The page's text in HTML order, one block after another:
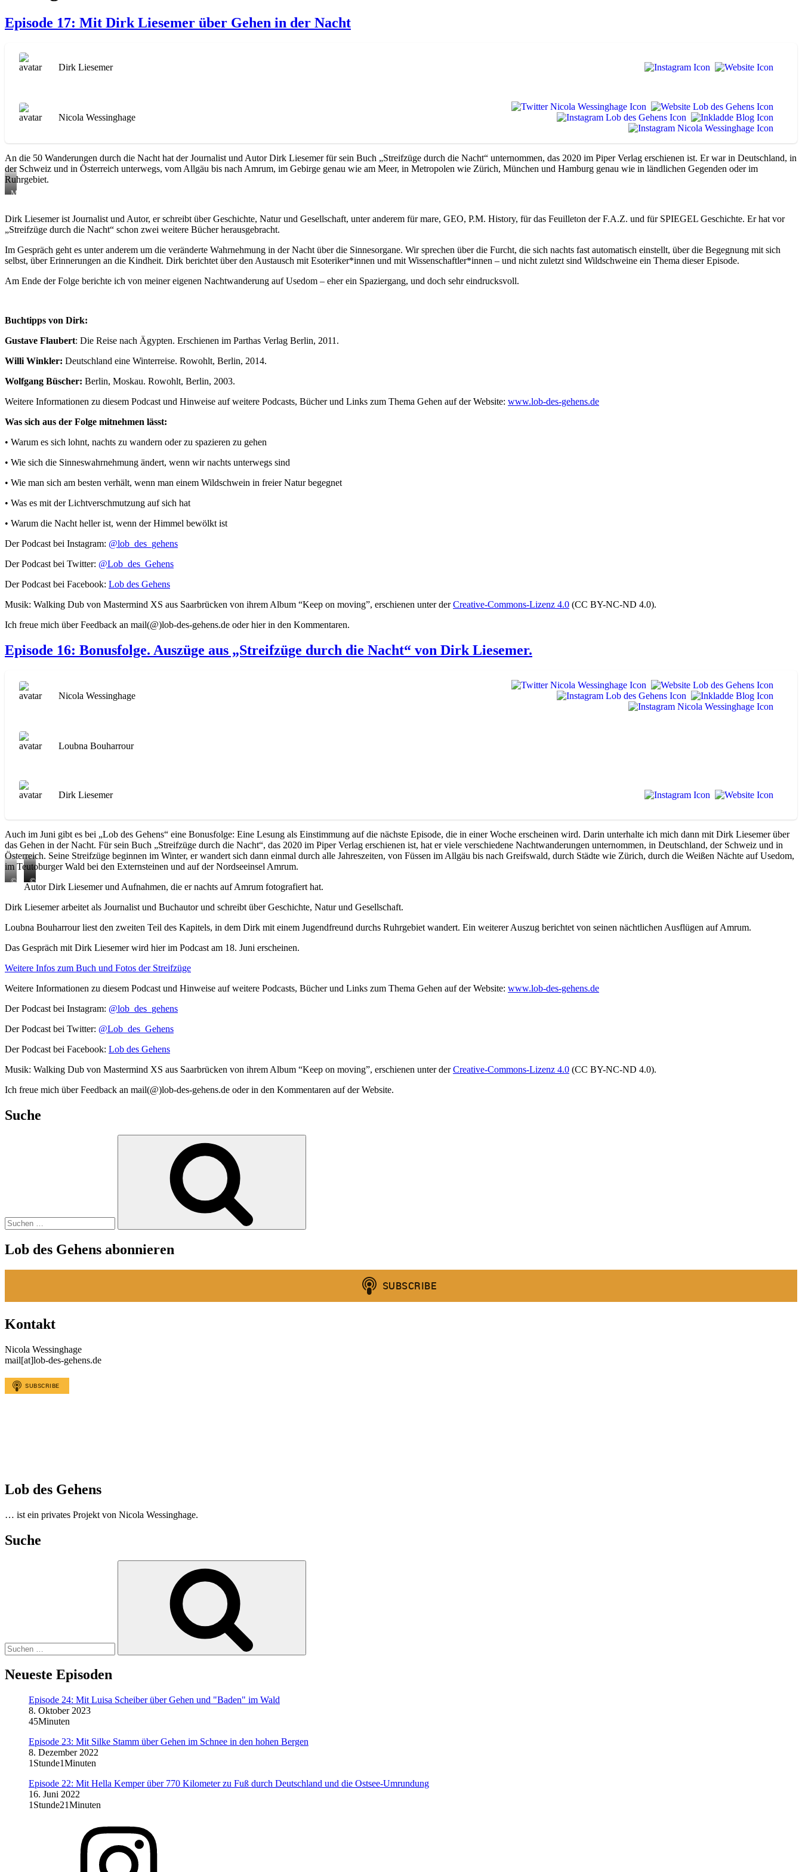
Episode 17: Mit Dirk Liesemer über Gehen in der Nacht
Dirk Liesemer
Nicola Wessinghage
An die 50 Wanderungen durch die Nacht hat der Journalist und Autor Dirk Liesemer für sein Buch „Streifzüge durch die Nacht“ unternommen, das 2020 im Piper Verlag erschienen ist. Er war in Deutschland, in
der Schweiz und in Österreich unterwegs, vom Allgäu bis nach Amrum, im Gebirge genau wie am Meer, in Metropolen wie Zürich, München und Hamburg genau wie in ländlichen Gegenden oder im
Ruhrgebiet.
München-
für
die
Aufnahme
Dirk Liesemer ist Journalist und Autor, er schreibt über Geschichte, Natur und Gesellschaft, unter anderem für mare, GEO, P.M. History, für das Feuilleton der F.A.Z. und für SPIEGEL Geschichte. Er hat vor
„Streifzüge durch die Nacht“ schon zwei weitere Bücher herausgebracht.
Im Gespräch geht es unter anderem um die veränderte Wahrnehmung in der Nacht über die Sinnesorgane. Wir sprechen über die Furcht, die sich nachts fast automatisch einstellt, über die Begegnung mit sich
selbst, über Erinnerungen an die Kindheit. Dirk berichtet über den Austausch mit Esoteriker*innen und mit Wissenschaftler*innen – und nicht zuletzt sind Wildschweine ein Thema dieser Episode.
Am Ende der Folge berichte ich von meiner eigenen Nachtwanderung auf Usedom – eher ein Spaziergang, und doch sehr eindrucksvoll.
Buchtipps von Dirk:
Gustave Flaubert: Die Reise nach Ägypten. Erschienen im Parthas Verlag Berlin, 2011.
Willi Winkler: Deutschland eine Winterreise. Rowohlt, Berlin, 2014.
Wolfgang Büscher: Berlin, Moskau. Rowohlt, Berlin, 2003.
Weitere Informationen zu diesem Podcast und Hinweise auf weitere Podcasts, Bücher und Links zum Thema Gehen auf der Website: www.lob-des-gehens.de
Was sich aus der Folge mitnehmen lässt:
• Warum es sich lohnt, nachts zu wandern oder zu spazieren zu gehen
• Wie sich die Sinneswahrnehmung ändert, wenn wir nachts unterwegs sind
• Wie man sich am besten verhält, wenn man einem Wildschwein in freier Natur begegnet
• Was es mit der Lichtverschmutzung auf sich hat
• Warum die Nacht heller ist, wenn der Himmel bewölkt ist
Der Podcast bei Instagram: @lob_des_gehens
Der Podcast bei Twitter: @Lob_des_Gehens
Der Podcast bei Facebook: Lob des Gehens
Musik: Walking Dub von Mastermind XS aus Saarbrücken von ihrem Album “Keep on moving”, erschienen unter derCreative-Commons-Lizenz 4.0 (CC BY-NC-ND 4.0).
Ich freue mich über Feedback an mail(@)lob-des-gehens.de oder hier in den Kommentaren.
Episode 16: Bonusfolge. Auszüge aus „Streifzüge durch die Nacht“ von Dirk Liesemer.
Nicola Wessinghage
Loubna Bouharrour
Dirk Liesemer
Auch im Juni gibt es bei „Lob des Gehens“ eine Bonusfolge: Eine Lesung als Einstimmung auf die nächste Episode, die in einer Woche erscheinen wird. Darin unterhalte ich mich dann mit Dirk Liesemer über
das Gehen in der Nacht. Für sein Buch „Streifzüge durch die Nacht“, das 2020 im Piper Verlag erschienen ist, hat er viele verschiedene Nachtwanderungen unternommen, in Deutschland, der Schweiz und in
Österreich. Seine Streifzüge beginnen im Winter, er wandert sich dann einmal durch alle Jahreszeiten, von Füssen im Allgäu bis nach Greifswald, durch Städte wie Zürich, durch die Weißen Nächte auf Usedom,
im Teutoburger Wald bei den Externsteinen und auf der Nordseeinsel Amrum.
© Dirk
Liesemer
© Dirk
Liesemer
© Dirk
Liesemer
Autor Dirk Liesemer und Aufnahmen, die er nachts auf Amrum fotografiert hat.
Dirk Liesemer arbeitet als Journalist und Buchautor und schreibt über Geschichte, Natur und Gesellschaft.
Loubna Bouharrour liest den zweiten Teil des Kapitels, in dem Dirk mit einem Jugendfreund durchs Ruhrgebiet wandert. Ein weiterer Auszug berichtet von seinen nächtlichen Ausflügen auf Amrum.
Das Gespräch mit Dirk Liesemer wird hier im Podcast am 18. Juni erscheinen.
Weitere Infos zum Buch und Fotos der Streifzüge
Weitere Informationen zu diesem Podcast und Hinweise auf weitere Podcasts, Bücher und Links zum Thema Gehen auf der Website: www.lob-des-gehens.de
Der Podcast bei Instagram: @lob_des_gehens
Der Podcast bei Twitter: @Lob_des_Gehens
Der Podcast bei Facebook: Lob des Gehens
Musik: Walking Dub von Mastermind XS aus Saarbrücken von ihrem Album “Keep on moving”, erschienen unter derCreative-Commons-Lizenz 4.0 (CC BY-NC-ND 4.0).
Ich freue mich über Feedback an mail(@)lob-des-gehens.de oder in den Kommentaren auf der Website.
Suche
Lob des Gehens abonnieren
Kontakt
Nicola Wessinghage
mail[at]lob-des-gehens.de
Lob des Gehens
… ist ein privates Projekt von Nicola Wessinghage.
Suche
Neueste Episoden
Episode 24: Mit Luisa Scheiber über Gehen und "Baden" im Wald
8. Oktober 2023
45Minuten
Episode 23: Mit Silke Stamm über Gehen im Schnee in den hohen Bergen
8. Dezember 2022
1Stunde1Minuten
Episode 22: Mit Hella Kemper über 770 Kilometer zu Fuß durch Deutschland und die Ostsee-Umrundung
16. Juni 2022
1Stunde21Minuten
Lob_des_Gehens